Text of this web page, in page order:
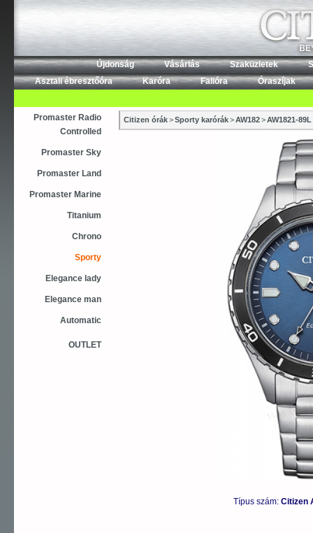
Újdonság Vásárlás Szaküzletek
Asztali ébresztőóra
Karóra Falióra Óraszíjak
Promaster Radio
Controlled
Promaster Sky
Promaster Land
Promaster Marine
Titanium
Chrono
Sporty
Elegance lady
Elegance man
Automatic
OUTLET
Citizen órák>Sporty karórák>AW182>AW1821-89L
Típus szám: Citizen